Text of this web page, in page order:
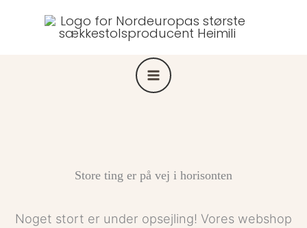
Store ting er på vej i horisonten
Noget stort er under opsejling! Vores webshop